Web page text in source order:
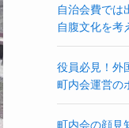
自治会費では
自腹文化を考
役員必見！外
町内会運営の
町内会の顔見